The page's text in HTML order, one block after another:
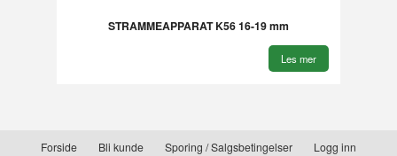
STRAMMEAPPARAT K56 16-19 mm
Les mer
Forside Bli kunde Sporing / Salgsbetingelser Logg inn